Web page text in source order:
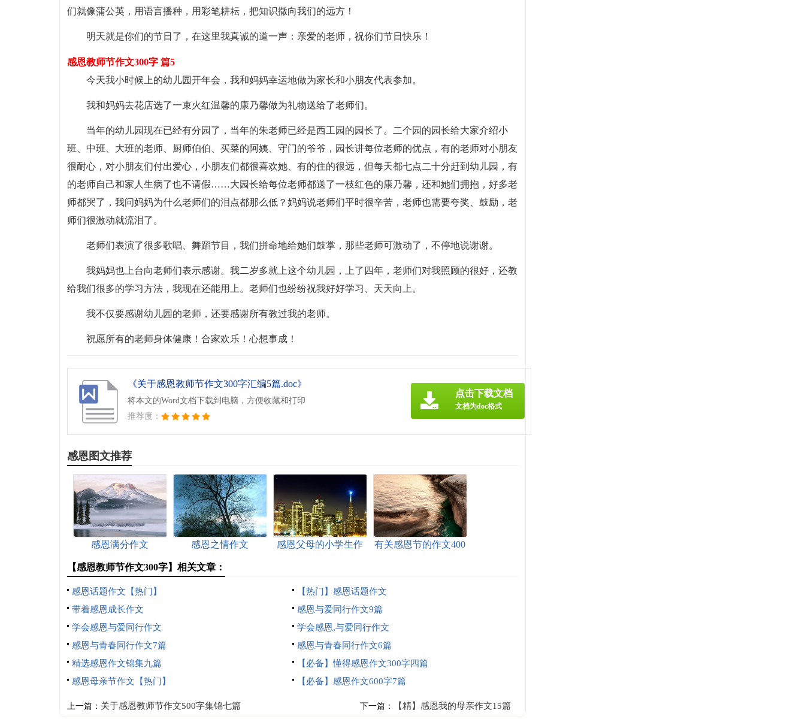
们就像蒲公英，用语言播种，用彩笔耕耘，把知识撒向我们的远方！
明天就是你们的节日了，在这里我真诚的道一声：亲爱的老师，祝你们节日快乐！
感恩教师节作文300字 篇5
今天我小时候上的幼儿园开年会，我和妈妈幸运地做为家长和小朋友代表参加。
我和妈妈去花店选了一束火红温馨的康乃馨做为礼物送给了老师们。
当年的幼儿园现在已经有分园了，当年的朱老师已经是西工园的园长了。二个园的园长给大家介绍小
班、中班、大班的老师、厨师伯伯、买菜的阿姨、守门的爷爷，园长讲每位老师的优点，有的老师对小朋友
很耐心，对小朋友们付出爱心，小朋友们都很喜欢她、有的住的很远，但每天都七点二十分赶到幼儿园，有
的老师自己和家人生病了也不请假……大园长给每位老师都送了一枝红色的康乃馨，还和她们拥抱，好多老
师都哭了，我问妈妈为什么老师们的泪点都那么低？妈妈说老师们平时很辛苦，老师也需要夸奖、鼓励，老
师们很激动就流泪了。
老师们表演了很多歌唱、舞蹈节目，我们拼命地给她们鼓掌，那些老师可激动了，不停地说谢谢。
我妈妈也上台向老师们表示感谢。我二岁多就上这个幼儿园，上了四年，老师们对我照顾的很好，还教
给我们很多的学习方法，我现在还能用上。老师们也纷纷祝我好好学习、天天向上。
我不仅要感谢幼儿园的老师，还要感谢所有教过我的老师。
祝愿所有的老师身体健康！合家欢乐！心想事成！
《关于感恩教师节作文300字汇编5篇.doc》
将本文的Word文档下载到电脑，方便收藏和打印
推荐度：
点击下载文档
文档为doc格式
感恩图文推荐
感恩满分作文 感恩之情作文
感恩父母的小学生作
有关感恩节的作文400
【感恩教师节作文300字】相关文章：
感恩话题作文【热门】
【热门】感恩话题作文
带着感恩成长作文
感恩与爱同行作文9篇
学会感恩与爱同行作文
学会感恩,与爱同行作文
感恩与青春同行作文7篇
感恩与青春同行作文6篇
精选感恩作文锦集九篇
【必备】懂得感恩作文300字四篇
感恩母亲节作文【热门】
【必备】感恩作文600字7篇
上一篇： 关于感恩教师节作文500字集锦七篇 下一篇： 【精】感恩我的母亲作文15篇